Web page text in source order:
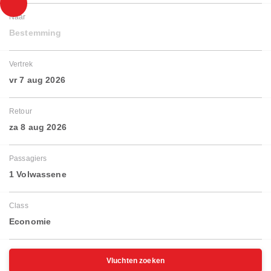
Naar
Bestemming
Vertrek
vr 7 aug 2026
Retour
za 8 aug 2026
Passagiers
1 Volwassene
Class
Economie
Vluchten zoeken